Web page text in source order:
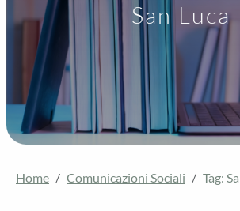
San Luca
Home Comunicazioni Sociali Tag: